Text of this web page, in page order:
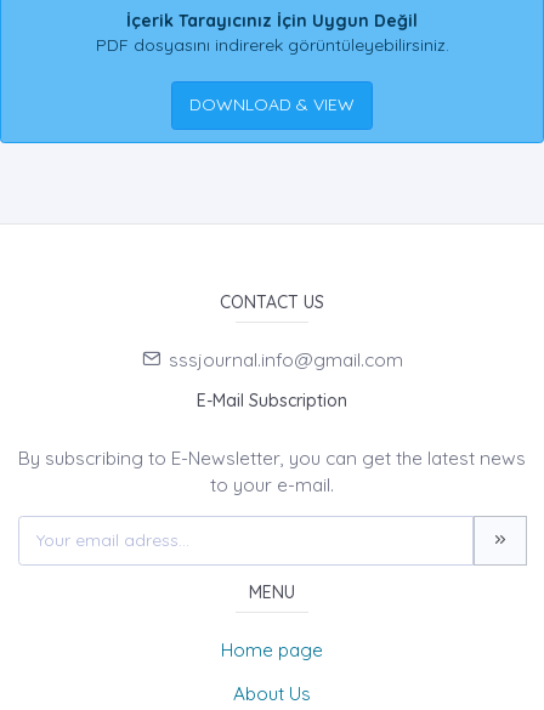
İçerik Tarayıcınız İçin Uygun Değil
PDF dosyasını indirerek görüntüleyebilirsiniz.
DOWNLOAD & VIEW
CONTACT US
sssjournal.info@gmail.com
E-Mail Subscription
By subscribing to E-Newsletter, you can get the latest news
to your e-mail.
MENU
Home page
About Us